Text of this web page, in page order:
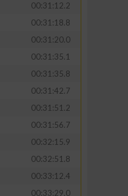
00:31:12.2
00:31:18.8
00:31:20.0
00:31:35.1
00:31:35.8
00:31:42.7
00:31:51.2
00:31:56.7
00:32:15.9
00:32:51.8
00:33:12.4
00:33:29.0